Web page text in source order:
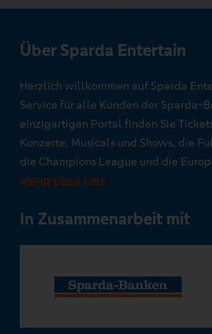
Über Sparda Entertain
Herzlich willkommen auf Sparda
Service für alle Kunden der Sparda-
einzigartigen Portal finden Sie
Konzerte, Musicals und Shows, die
die Champions League und die
MEHR ÜBER UNS
In Zusammenarbeit mit